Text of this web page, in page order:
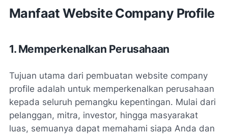
Manfaat Website Company Profile
1. Memperkenalkan Perusahaan
Tujuan utama dari pembuatan website company
profile adalah untuk memperkenalkan perusahaan
kepada seluruh pemangku kepentingan. Mulai dari
pelanggan, mitra, investor, hingga masyarakat
luas, semuanya dapat memahami siapa Anda dan